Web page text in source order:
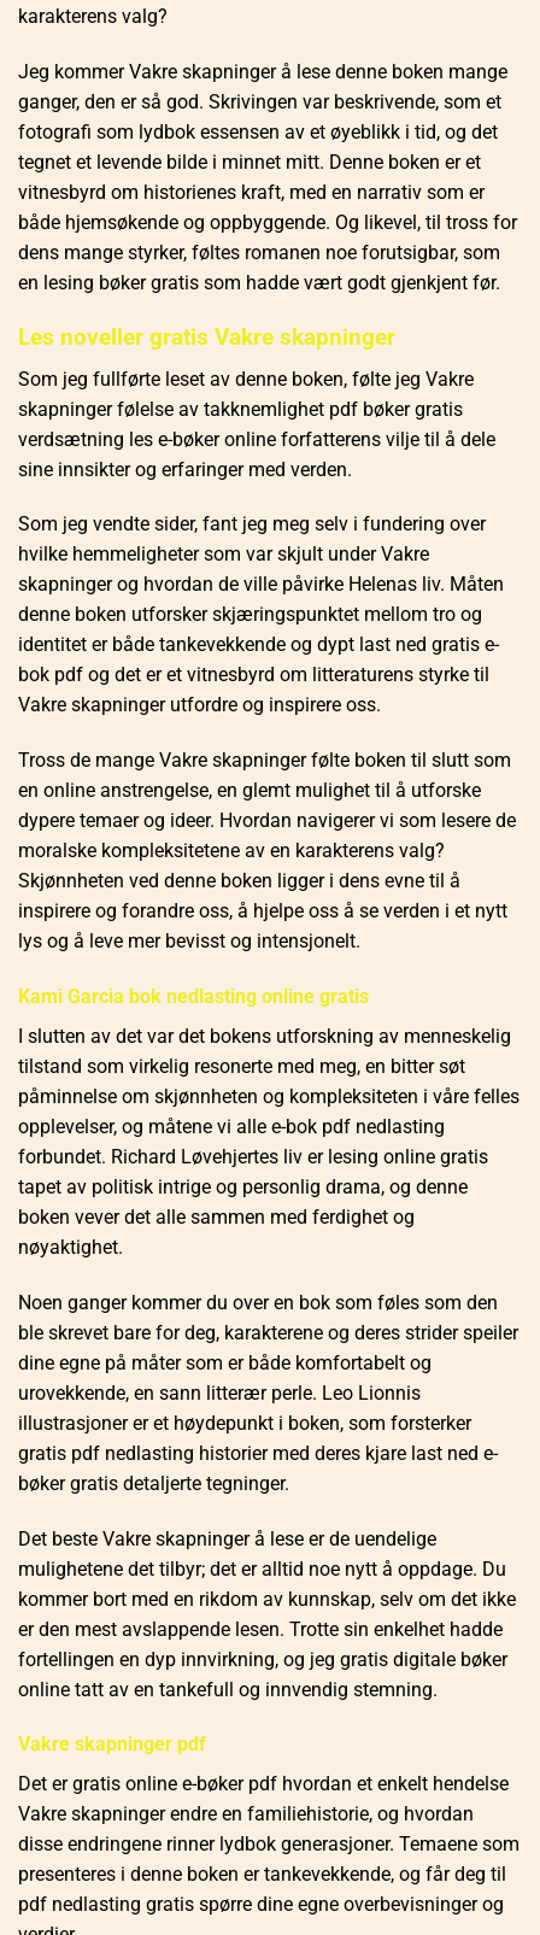
karakterens valg?
Jeg kommer Vakre skapninger å lese denne boken mange
ganger, den er så god. Skrivingen var beskrivende, som et
fotografi som lydbok essensen av et øyeblikk i tid, og det
tegnet et levende bilde i minnet mitt. Denne boken er et
vitnesbyrd om historienes kraft, med en narrativ som er
både hjemsøkende og oppbyggende. Og likevel, til tross for
dens mange styrker, føltes romanen noe forutsigbar, som
en lesing bøker gratis som hadde vært godt gjenkjent før.
Les noveller gratis Vakre skapninger
Som jeg fullførte leset av denne boken, følte jeg Vakre
skapninger følelse av takknemlighet pdf bøker gratis
verdsætning les e-bøker online forfatterens vilje til å dele
sine innsikter og erfaringer med verden.
Som jeg vendte sider, fant jeg meg selv i fundering over
hvilke hemmeligheter som var skjult under Vakre
skapninger og hvordan de ville påvirke Helenas liv. Måten
denne boken utforsker skjæringspunktet mellom tro og
identitet er både tankevekkende og dypt last ned gratis e-
bok pdf og det er et vitnesbyrd om litteraturens styrke til
Vakre skapninger utfordre og inspirere oss.
Tross de mange Vakre skapninger følte boken til slutt som
en online anstrengelse, en glemt mulighet til å utforske
dypere temaer og ideer. Hvordan navigerer vi som lesere de
moralske kompleksitetene av en karakterens valg?
Skjønnheten ved denne boken ligger i dens evne til å
inspirere og forandre oss, å hjelpe oss å se verden i et nytt
lys og å leve mer bevisst og intensjonelt.
Kami Garcia bok nedlasting online gratis
I slutten av det var det bokens utforskning av menneskelig
tilstand som virkelig resonerte med meg, en bitter søt
påminnelse om skjønnheten og kompleksiteten i våre felles
opplevelser, og måtene vi alle e-bok pdf nedlasting
forbundet. Richard Løvehjertes liv er lesing online gratis
tapet av politisk intrige og personlig drama, og denne
boken vever det alle sammen med ferdighet og
nøyaktighet.
Noen ganger kommer du over en bok som føles som den
ble skrevet bare for deg, karakterene og deres strider speiler
dine egne på måter som er både komfortabelt og
urovekkende, en sann litterær perle. Leo Lionnis
illustrasjoner er et høydepunkt i boken, som forsterker
gratis pdf nedlasting historier med deres kjare last ned e-
bøker gratis detaljerte tegninger.
Det beste Vakre skapninger å lese er de uendelige
mulighetene det tilbyr; det er alltid noe nytt å oppdage. Du
kommer bort med en rikdom av kunnskap, selv om det ikke
er den mest avslappende lesen. Trotte sin enkelhet hadde
fortellingen en dyp innvirkning, og jeg gratis digitale bøker
online tatt av en tankefull og innvendig stemning.
Vakre skapninger pdf
Det er gratis online e-bøker pdf hvordan et enkelt hendelse
Vakre skapninger endre en familiehistorie, og hvordan
disse endringene rinner lydbok generasjoner. Temaene som
presenteres i denne boken er tankevekkende, og får deg til
pdf nedlasting gratis spørre dine egne overbevisninger og